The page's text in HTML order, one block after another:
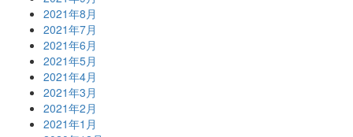
2021年8月
2021年7月
2021年6月
2021年5月
2021年4月
2021年3月
2021年2月
2021年1月